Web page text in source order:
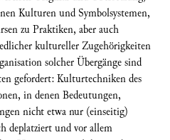
Kulturen und Symbolsystemen,
zu Praktiken, aber auch
kultureller Zugehörigkeiten
solcher Übergänge sind
gefordert: Kulturtechniken des
in denen Bedeutungen,
nicht etwa nur (einseitig)
deplatziert und vor allem